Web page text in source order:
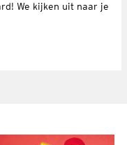
We kijken uit naar je